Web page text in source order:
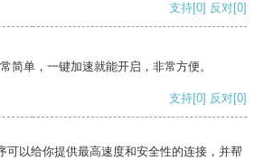
支持[0] 反对[0]
简单，一键加速就能开启，非常方便。
支持[0] 反对[0]
可以给你提供最高速度和安全性的连接，并帮